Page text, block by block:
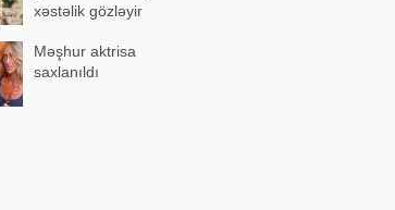
xəstəlik gözləyir
Məşhur aktrisa
saxlanıldı